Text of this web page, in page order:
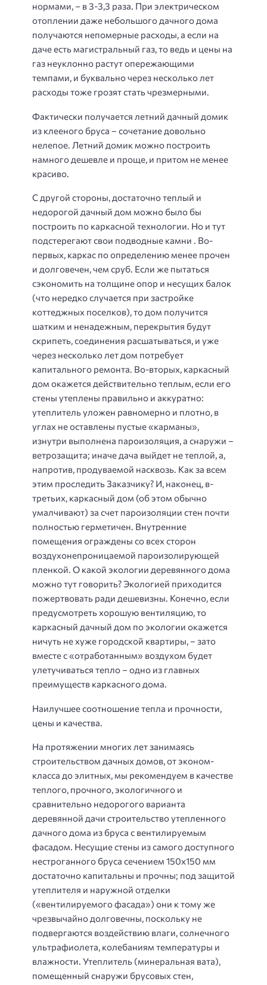
нормами, – в 3-3,3 раза. При электрическом
отоплении даже небольшого дачного дома
получаются непомерные расходы, а если на
даче есть магистральный газ, то ведь и цены на
газ неуклонно растут опережающими
темпами, и буквально через несколько лет
расходы тоже грозят стать чрезмерными.
Фактически получается летний дачный домик
из клееного бруса – сочетание довольно
нелепое. Летний домик можно построить
намного дешевле и проще, и притом не менее
красиво.
С другой стороны, достаточно теплый и
недорогой дачный дом можно было бы
построить по каркасной технологии. Но и тут
подстерегают свои подводные камни . Во-
первых, каркас по определению менее прочен
и долговечен, чем сруб. Если же пытаться
сэкономить на толщине опор и несущих балок
(что нередко случается при застройке
коттеджных поселков), то дом получится
шатким и ненадежным, перекрытия будут
скрипеть, соединения расшатываться, и уже
через несколько лет дом потребует
капитального ремонта. Во-вторых, каркасный
дом окажется действительно теплым, если его
стены утеплены правильно и аккуратно:
утеплитель уложен равномерно и плотно, в
углах не оставлены пустые «карманы»,
изнутри выполнена пароизоляция, а снаружи –
ветрозащита; иначе дача выйдет не теплой, а,
напротив, продуваемой насквозь. Как за всем
этим проследить Заказчику? И, наконец, в-
третьих, каркасный дом (об этом обычно
умалчивают) за счет пароизоляции стен почти
полностью герметичен. Внутренние
помещения ограждены со всех сторон
воздухонепроницаемой пароизолирующей
пленкой. О какой экологии деревянного дома
можно тут говорить? Экологией приходится
пожертвовать ради дешевизны. Конечно, если
предусмотреть хорошую вентиляцию, то
каркасный дачный дом по экологии окажется
ничуть не хуже городской квартиры, – зато
вместе с «отработанным» воздухом будет
улетучиваться тепло – одно из главных
преимуществ каркасного дома.
Наилучшее соотношение тепла и прочности,
цены и качества.
На протяжении многих лет занимаясь
строительством дачных домов, от эконом-
класса до элитных, мы рекомендуем в качестве
теплого, прочного, экологичного и
сравнительно недорогого варианта
деревянной дачи строительство утепленного
дачного дома из бруса с вентилируемым
фасадом. Несущие стены из самого доступного
нестроганного бруса сечением 150х150 мм
достаточно капитальны и прочны; под защитой
утеплителя и наружной отделки
(«вентилируемого фасада») они к тому же
чрезвычайно долговечны, поскольку не
подвергаются воздействию влаги, солнечного
ультрафиолета, колебаниям температуры и
влажности. Утеплитель (минеральная вата),
помещенный снаружи брусовых стен,